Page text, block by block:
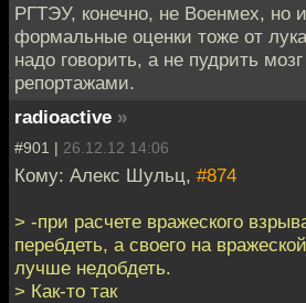
РГТЭУ, конечно, не Военмех, но
формальные оценки тоже от
надо говорить, а не пудрить
репортажами.
radioactive »
#901 | 26.12.12 14:06
Кому: Алекс Шульц, #874
> -при расчете вражеского
перебдеть, а своего на
лучше недобдеть.
> Как-то так